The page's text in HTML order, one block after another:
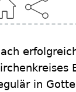
in